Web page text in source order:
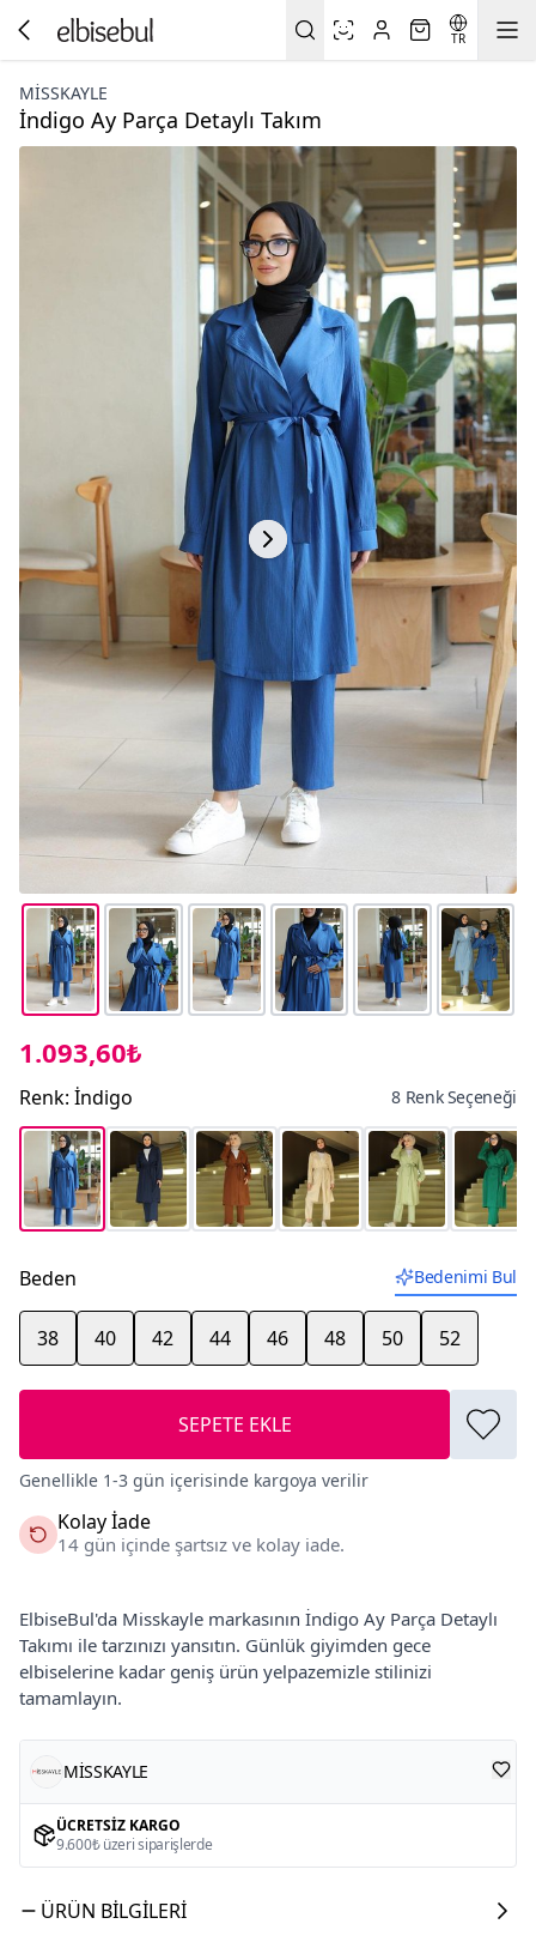
TR
MISSKAYLE
İndigo Ay Parça Detaylı Takım
1.093,60₺
Renk: İndigo 8 Renk Seçeneği
Beden Bedenimi Bul
38 40 42 44 46 48 50 52
SEPETE EKLE
Genellikle 1-3 gün içerisinde kargoya verilir
Kolay İade
14 gün içinde şartsız ve kolay iade.
ElbiseBul'da Misskayle markasının İndigo Ay Parça Detaylı
Takımı ile tarzınızı yansıtın. Günlük giyimden gece
elbiselerine kadar geniş ürün yelpazemizle stilinizi
tamamlayın.
MİSSKAYLE
ÜCRETSIZ KARGO
9.600₺ üzeri siparişlerde
ÜRÜN BILGILERI